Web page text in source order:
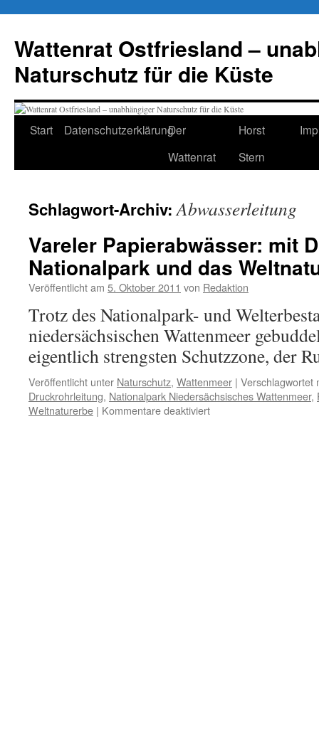
springen
Wattenrat Ostfriesland –
Naturschutz für die Küste
Start DatenschutzerklärungDer
Wattenrat
Horst
Stern
Schlagwort-Archiv:Abwasserleitung
Vareler Papierabwässer: mit
Nationalpark und das
Veröffentlicht am 5. Oktober 2011 von Redaktion
Trotz des Nationalpark- und
niedersächsischen Wattenmeer
eigentlich strengsten Schutzzone, der
Veröffentlicht unter Naturschutz, Wattenmeer | Verschlagwortet
Druckrohrleitung, Nationalpark Niedersächsisches Wattenmeer,
Weltnaturerbe | Kommentare deaktiviertfür